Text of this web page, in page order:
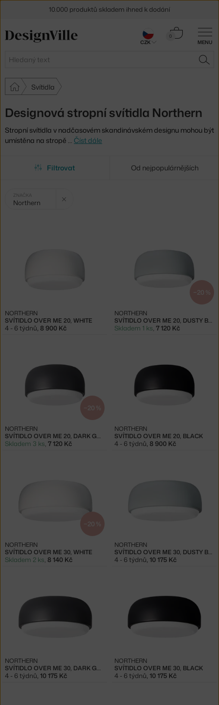
MENU
Hledat
0
Košík
Svítidla
Designová stropní svítidla Northern
Stropní svítidla v nadčasovém skandinávském designu mohou být
umístěna na stropě … Číst dále
Filtrovat Od nejpopulárnějších
Vybrané
filtry:
ZNAČKA
Northern
SVÍTIDLO OVER ME 20, WHITE
NORTHERN
4 - 6 týdnů 8 900 Kč
−20 %
SVÍTIDLO OVER ME 20, DUSTY BLUE
NORTHERN
Skladem 1 ks 7 120 Kč
−20 %
SVÍTIDLO OVER ME 20, DARK GREY
NORTHERN
Skladem 3 ks, 7 120 Kč
SVÍTIDLO OVER ME 20, BLACK
NORTHERN
4 - 6 týdnů, 8 900 Kč
−20 %
SVÍTIDLO OVER ME 30, WHITE
NORTHERN
Skladem 2 ks, 8 140 Kč
SVÍTIDLO OVER ME 30, DUSTY BLUE
NORTHERN
4 - 6 týdnů, 10 175 Kč
SVÍTIDLO OVER ME 30, DARK GREY
NORTHERN
4 - 6 týdnů, 10 175 Kč
SVÍTIDLO OVER ME 30, BLACK
NORTHERN
4 - 6 týdnů, 10 175 Kč
10.000 produktů skladem ihned k dodání
Sleva 5 % pro odběratele
CZK